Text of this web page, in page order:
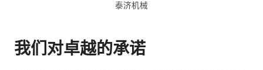
泰济机械
我们对卓越的承诺